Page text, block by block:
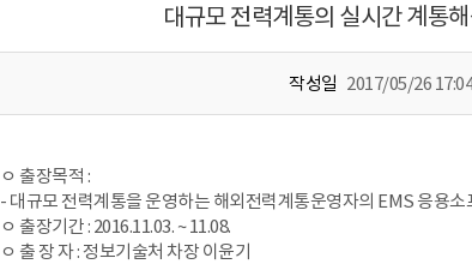
대규모 전력계통의 실시간 계통
작성일 2017/05/26 17:04
ㅇ 출장목적 :
- 대규모 전력계통을 운영하는 해외전력계통운영자의 EMS 응용
ㅇ 출장기간 : 2016.11.03. ~ 11.08.
ㅇ 출 장 자 : 정보기술처 차장 이윤기